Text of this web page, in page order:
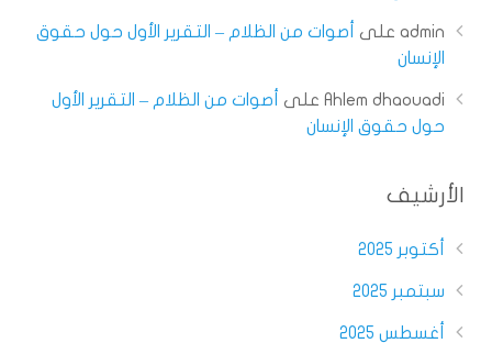
admin على
أصوات من الظلام – التقرير الأول حول حقوق
الإنسان
Ahlem dhaouadi على
أصوات من الظلام – التقرير الأول
حول حقوق الإنسان
الأرشيف
أكتوبر 2025
سبتمبر 2025
أغسطس 2025